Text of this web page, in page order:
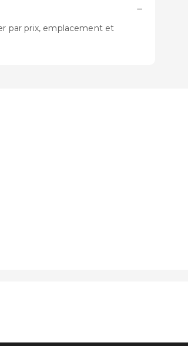
−
par prix, emplacement et